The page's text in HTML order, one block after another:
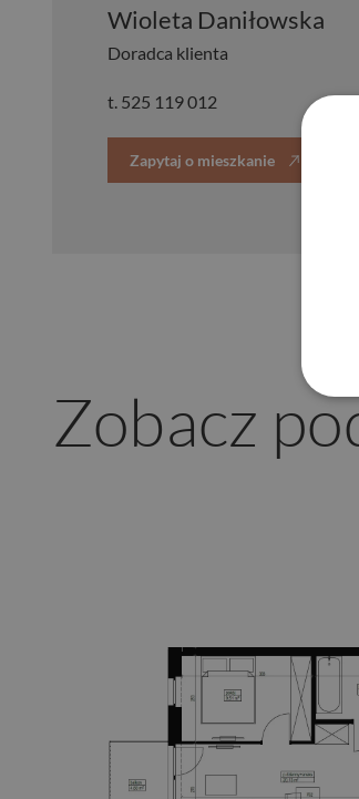
Wioleta Daniłowska
Doradca klienta
t. 525 119 012
Zapytaj o mieszkanie
Zobacz